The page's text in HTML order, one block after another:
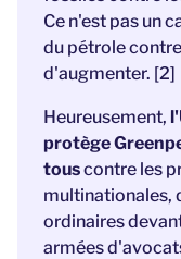
Ce n'est pas un
du pétrole
d'augmenter. [2]
Heureusement,
protège
touscontre les
multinationales,
ordinaires
armées